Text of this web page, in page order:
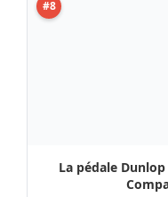
La pédale